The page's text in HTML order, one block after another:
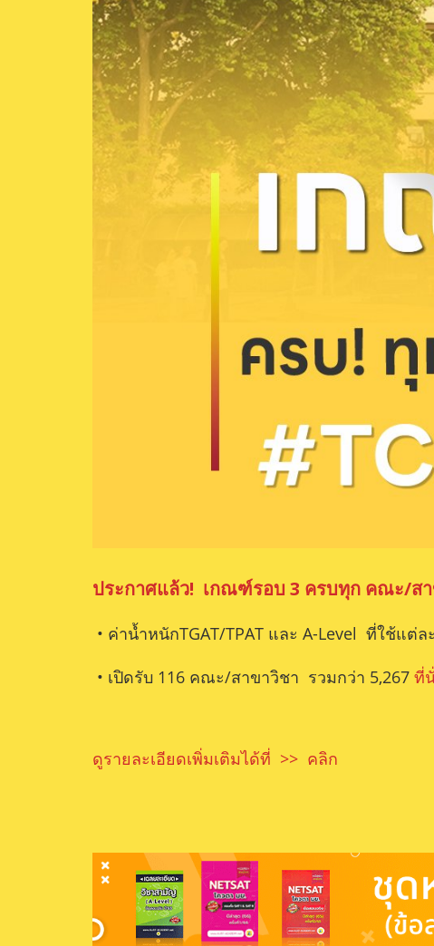
ประกาศแล้ว! เกณฑ์รอบ 3 ครบทุก คณะ/ส
• ค่าน้ำหนักTGAT/TPAT และ A-Level ที่ใช้แต่
• เปิดรับ 116 คณะ/สาขาวิชา รวมกว่า 5,267 ที่
ดูรายละเอียดเพิ่มเติมได้ที่ >> คลิก